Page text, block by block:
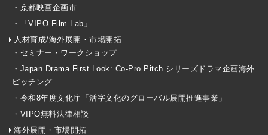
・京都映画企画市
・「VIPO Film Lab」
人材育成/海外展開・市場開拓
・セミナー・ワークショップ
・Japan Drama First Look: Co-Pro Pitch シリーズドラマ企画海外
ピッチング
・令和8年度文化庁「活字文化のグローバル展開推進事業」
・VIPO無料法律相談
海外展開・市場開拓